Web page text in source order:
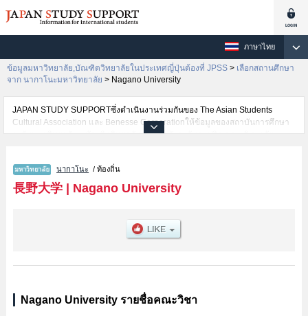
ภาษาไทย
ข้อมูลมหาวิทยาลัย,บัณฑิตวิทยาลัยในประเทศญี่ปุ่นต้องที่ JPSS > เลือกสถานศึกษา
จาก นากาโนะมหาวิทยาลัย > Nagano University
JAPAN STUDY SUPPORTซึ่งดำเนินงานร่วมกันของ The Asian Students
Cultural Association และ Benesse Corporationให้ข้อมูลของสถาบันการศึกษา
ระดับมหาวิทยาลัย・บัณฑิตวิทยาลัย・วิทยาลัยระดับอนุปริญญา・วิทยาลัย
ชาติเช่นข้อมูลของแต่ละคณะ,ข้อมูลการสอบคัดเลือกเข้าศึกษาเช่นจำนวนคนที่รับ
สมัครหรือจำนวนคนที่ผ่านการสอบคัดเลือกเป็นต้น,แนะนำสถานที่,การเดินทาง
เป็นต้นไว้ด้วยดังนั้นขอเชิญใช้บริการค้นหาข้อมูลตามอัธยาศัย
นากาโนะ / ท้องถิ่น
長野大学| Nagano University
Nagano University รายชื่อคณะวิชา